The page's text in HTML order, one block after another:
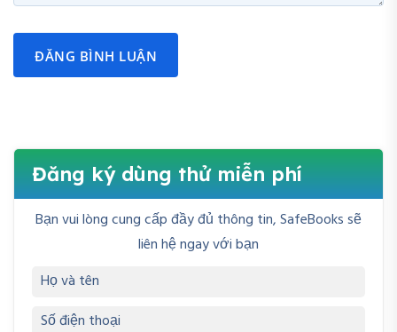
ĐĂNG BÌNH LUẬN
Đăng ký dùng thử miễn phí
Bạn vui lòng cung cấp đầy đủ thông tin, SafeBooks sẽ
liên hệ ngay với bạn